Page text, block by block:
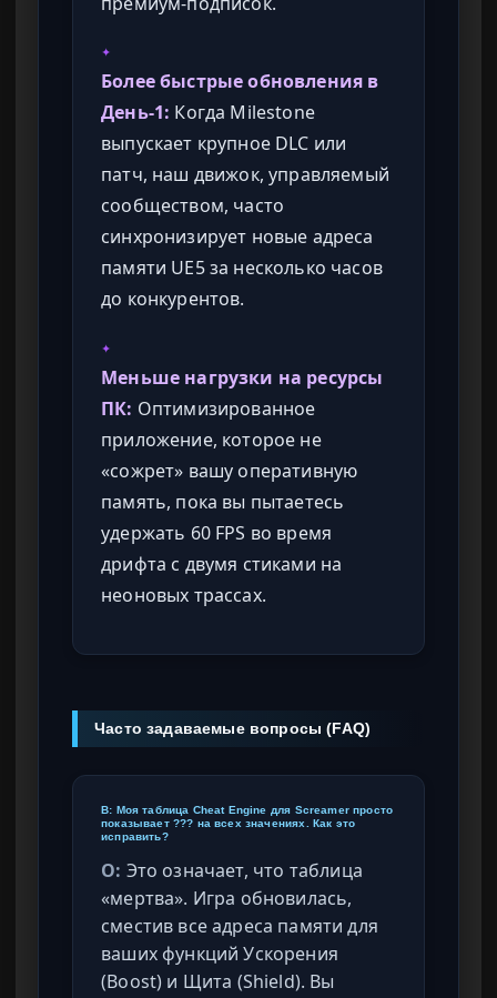
✦
Более быстрые обновления в
День-1: Когда Milestone
выпускает крупное DLC или
патч, наш движок, управляемый
сообществом, часто
синхронизирует новые адреса
памяти UE5 за несколько часов
до конкурентов.
✦
Меньше нагрузки на ресурсы
ПК: Оптимизированное
приложение, которое не
«сожрет» вашу оперативную
память, пока вы пытаетесь
удержать 60 FPS во время
дрифта с двумя стиками на
неоновых трассах.
Часто задаваемые вопросы (FAQ)
В: Моя таблица Cheat Engine для Screamer просто
показывает ??? на всех значениях. Как это
исправить?
О: Это означает, что таблица
«мертва». Игра обновилась,
сместив все адреса памяти для
ваших функций Ускорения
(Boost) и Щита (Shield). Вы